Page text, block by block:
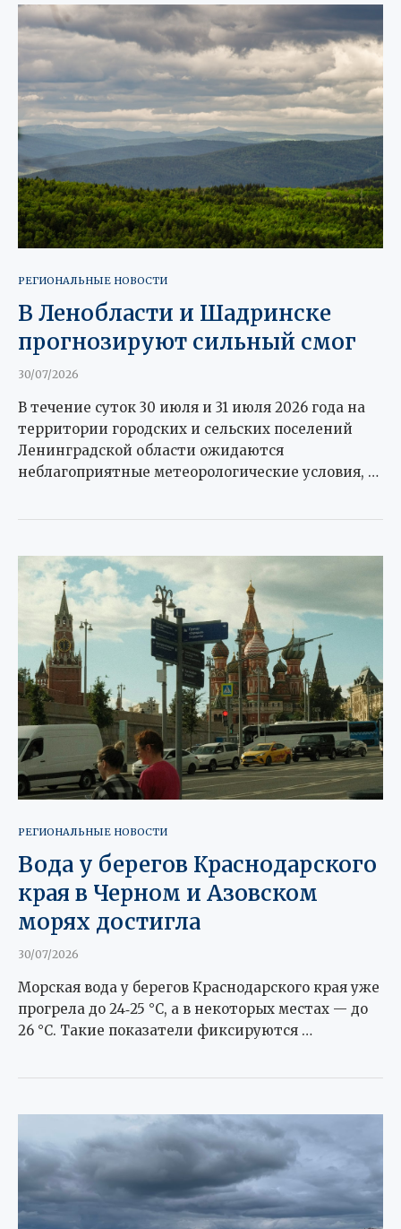
РЕГИОНАЛЬНЫЕ НОВОСТИ
В Ленобласти и Шадринске
прогнозируют сильный смог
30/07/2026
В течение суток 30 июля и 31 июля 2026 года на
территории городских и сельских поселений
Ленинградской области ожидаются
неблагоприятные метеорологические условия, …
РЕГИОНАЛЬНЫЕ НОВОСТИ
Вода у берегов Краснодарского
края в Черном и Азовском
морях достигла
30/07/2026
Морская вода у берегов Краснодарского края уже
прогрела до 24‑25 °C, а в некоторых местах — до
26 °C. Такие показатели фиксируются …